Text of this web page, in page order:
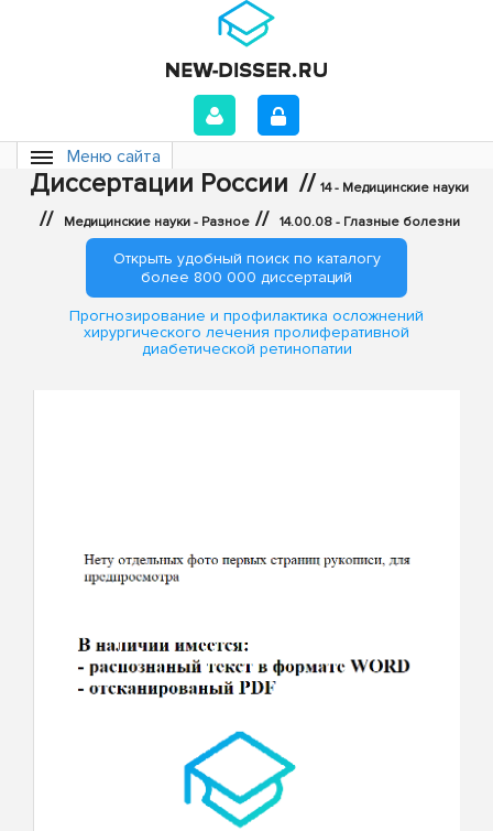
Меню сайта
Диссертации России // 14 - Медицинские науки
// Медицинские науки - Разное // 14.00.08 - Глазные болезни
Открыть удобный поиск по каталогу
более 800 000 диссертаций
Прогнозирование и профилактика осложнений
хирургического лечения пролиферативной
диабетической ретинопатии